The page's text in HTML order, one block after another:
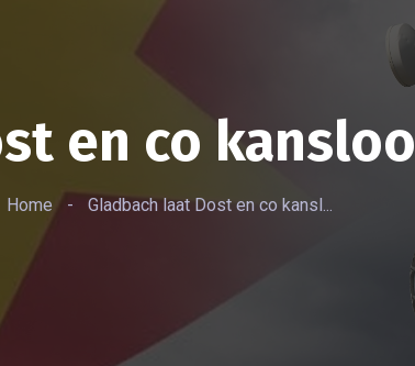
en co
Home - Gladbach laat Dost en co kansl...